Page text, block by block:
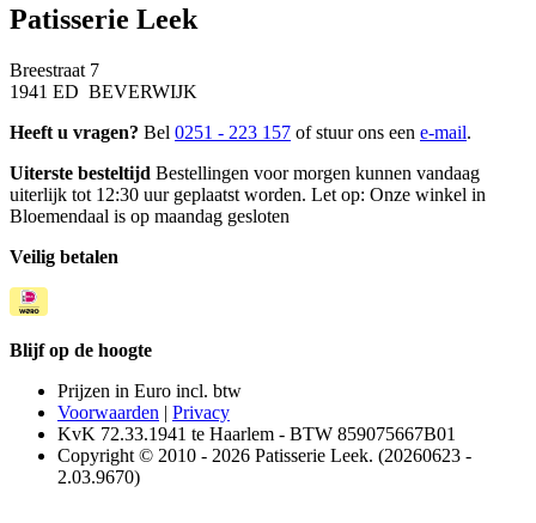
Patisserie Leek
Breestraat 7
1941 ED BEVERWIJK
Heeft u vragen? Bel 0251 - 223 157 of stuur ons een e-mail.
Uiterste besteltijd Bestellingen voor morgen kunnen vandaag
uiterlijk tot 12:30 uur geplaatst worden. Let op: Onze winkel in
Bloemendaal is op maandag gesloten
Veilig betalen
Blijf op de hoogte
Prijzen in Euro incl. btw
Voorwaarden | Privacy
KvK 72.33.1941 te Haarlem - BTW 859075667B01
Copyright © 2010 - 2026 Patisserie Leek. (20260623 -
2.03.9670)